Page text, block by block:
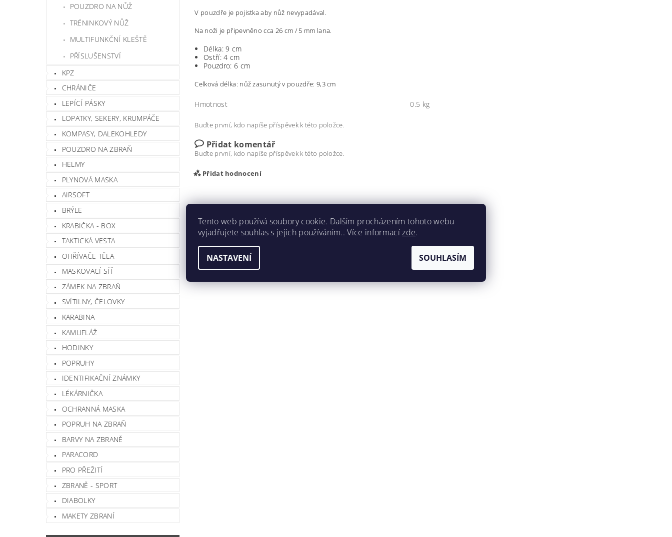
POUZDRO NA NŮŽ
TRÉNINKOVÝ NŮŽ
MULTIFUNKČNÍ KLEŠTĚ
PŘÍSLUŠENSTVÍ
KPZ
CHRÁNIČE
LEPÍCÍ PÁSKY
LOPATKY, SEKERY, KRUMPÁČE
KOMPASY, DALEKOHLEDY
POUZDRO NA ZBRAŇ
HELMY
PLYNOVÁ MASKA
AIRSOFT
BRÝLE
KRABIČKA - BOX
TAKTICKÁ VESTA
OHŘÍVAČE TĚLA
MASKOVACÍ SÍŤ
ZÁMEK NA ZBRAŇ
SVÍTILNY, ČELOVKY
KARABINA
KAMUFLÁŽ
HODINKY
POPRUHY
IDENTIFIKAČNÍ ZNÁMKY
LÉKÁRNIČKA
OCHRANNÁ MASKA
POPRUH NA ZBRAŇ
BARVY NA ZBRANĚ
PARACORD
PRO PŘEŽITÍ
ZBRANĚ - SPORT
DIABOLKY
MAKETY ZBRANÍ
V pouzdře je pojistka aby nůž nevypadával.
Na noži je připevněno cca 26 cm / 5 mm lana.
Délka: 9 cm
Ostří: 4 cm
Pouzdro: 6 cm
Celková délka: nůž zasunutý v pouzdře: 9,3 cm
Hmotnost 0.5 kg
Buďte první, kdo napíše příspěvek k této položce.
Přidat komentář
Buďte první, kdo napíše příspěvek k této položce.
Přidat hodnocení
Tento web používá soubory cookie. Dalším procházením tohoto webu
vyjadřujete souhlas s jejich používáním.. Více informacízde.
NASTAVENÍ SOUHLASÍM